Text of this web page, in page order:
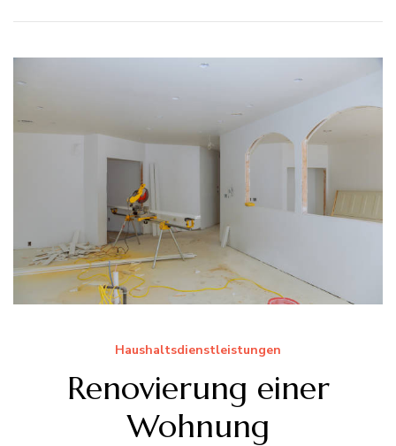
Haushaltsdienstleistungen
Renovierung einer
Wohnung